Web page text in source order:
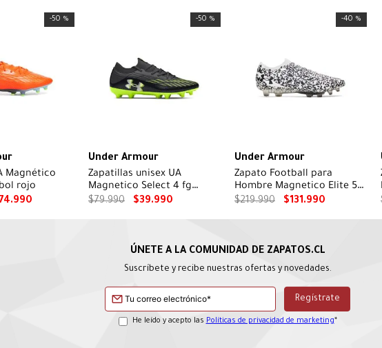
-50 %
Magnético
rojo
74.990
-50 %
Under Armour
Zapatillas unisex UA
Magnetico Select 4 fg
Fútbol negro
$79.990 $39.990
-40 %
Under Armour
Zapato Football para
Hombre Magnetico Elite 5
FG Negro
$219.990 $131.990
Suscríbete y recibe nuestras ofertas y novedades.
He leído y acepto las Políticas de privacidad de marketing*